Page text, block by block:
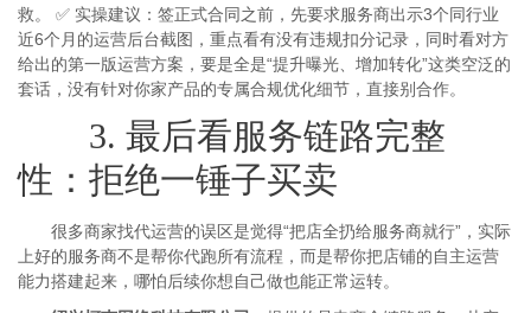
救。 ✅ 实操建议：签正式合同之前，先要求服务商出示3个同行业
近6个月的运营后台截图，重点看有没有违规扣分记录，同时看对方
给出的第一版运营方案，要是全是“提升曝光、增加转化”这类空泛的
套话，没有针对你家产品的专属合规优化细节，直接别合作。
3. 最后看服务链路完整
性：拒绝一锤子买卖
很多商家找代运营的误区是觉得“把店全扔给服务商就行”，实际
上好的服务商不是帮你代跑所有流程，而是帮你把店铺的自主运营
能力搭建起来，哪怕后续你想自己做也能正常运转。